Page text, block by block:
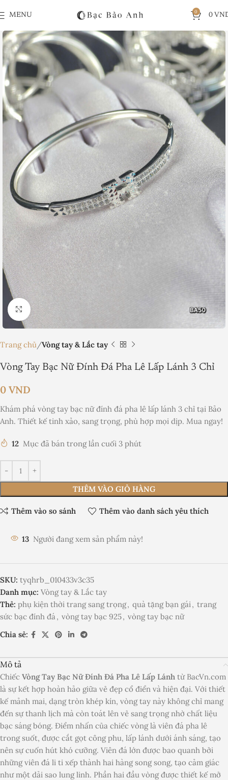
MENU
0
0
Nhấp để phóng to
Trang chủ Vòng tay & Lắc tay
Vòng Tay Bạc Nữ Đính Đá Pha Lê Lấp Lánh 3 Chỉ
0 VND
Khám phá vòng tay bạc nữ đính đá pha lê lấp lánh 3 chỉ tại Bảo
Anh. Thiết kế tinh xảo, sang trọng, phù hợp mọi dịp. Mua ngay!
12 Mục đã bán trong lần cuối 3 phút
THÊM VÀO GIỎ HÀNG
Thêm vào so sánh Thêm vào danh sách yêu thích
13 Người đang xem sản phẩm này!
SKU: tyqhrb_010433v3c35
Danh mục: Vòng tay & Lắc tay
Thẻ: phụ kiện thời trang sang trọng, quà tặng bạn gái, trang
sức bạc đính đá, vòng tay bạc 925, vòng tay bạc nữ
Chia sẻ:
Mô tả
Chiếc Vòng Tay Bạc Nữ Đính Đá Pha Lê Lấp Lánh từ BacVn.com
là sự kết hợp hoàn hảo giữa vẻ đẹp cổ điển và hiện đại. Với thiết
kế mảnh mai, dạng tròn khép kín, vòng tay này không chỉ mang
đến sự thanh lịch mà còn toát lên vẻ sang trọng nhờ chất liệu
bạc sáng bóng. Điểm nhấn của chiếc vòng là viên đá pha lê
trong suốt, được cắt gọt công phu, lấp lánh dưới ánh sáng, tạo
nên sự cuốn hút khó cưỡng. Viên đá lớn được bao quanh bởi
những viên đá li ti xếp thành hai hàng song song, tạo cảm giác
như một dải sao lung linh. Phần hai đầu vòng được thiết kế mở